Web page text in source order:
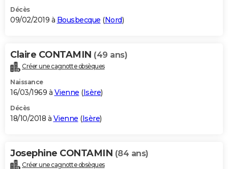
Décès
09/02/2019 à Bousbecque (Nord)
Claire CONTAMIN (49 ans)
Créer une cagnotte obsèques
Naissance
16/03/1969 à Vienne (Isère)
Décès
18/10/2018 à Vienne (Isère)
Josephine CONTAMIN (84 ans)
Créer une cagnotte obsèques